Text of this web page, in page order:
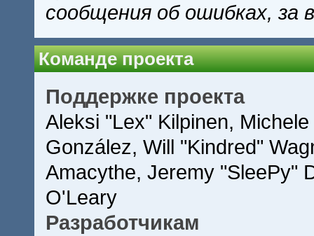
сообщения об ошибках, за
Команде проекта
Поддержке проекта
Aleksi "Lex" Kilpinen,
González, Will "Kindred"
Amacythe, Jeremy "SleePy"
O'Leary
Разработчикам